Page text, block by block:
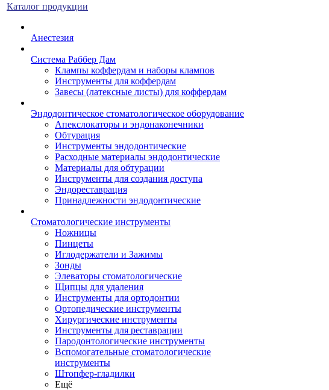
Каталог продукции
Анестезия
Система Раббер Дам
Клампы коффердам и наборы клампов
Инструменты для коффердам
Завесы (латексные листы) для коффердам
Эндодонтическое стоматологическое оборудование
Апекслокаторы и эндонаконечники
Обтурация
Инструменты эндодонтические
Расходные материалы эндодонтические
Материалы для обтурации
Инструменты для создания доступа
Эндореставрация
Принадлежности эндодонтические
Стоматологические инструменты
Ножницы
Пинцеты
Иглодержатели и Зажимы
Зонды
Элеваторы стоматологические
Щипцы для удаления
Инструменты для ортодонтии
Ортопедические инструменты
Хирургические инструменты
Инструменты для реставрации
Пародонтологические инструменты
Вспомогательные стоматологические
инструменты
Штопфер-гладилки
Ещё